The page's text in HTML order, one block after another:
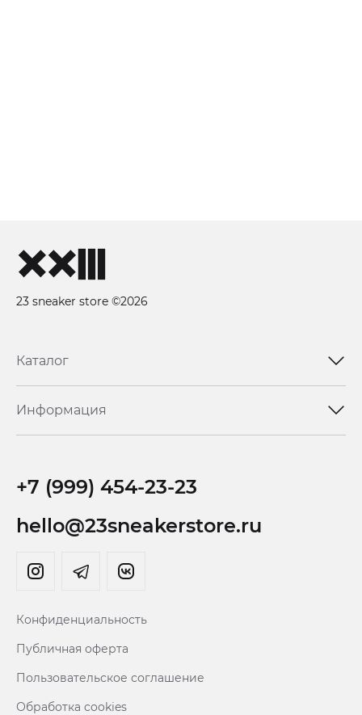
23 sneaker store ©2026
Каталог
Информация
+7 (999) 454-23-23
hello@23sneakerstore.ru
Конфиденциальность
Публичная оферта
Пользовательское соглашение
Обработка cookies